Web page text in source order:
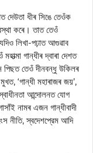
দেউতা ধীৰ সিঙে তেওঁক
কৰে। তাত তেওঁ
লিখা-পঢ়াত আগুৱাব
গান্ধীৰ দ্বাৰা দেশত
পিছত তেওঁ দীনবন্ধু উকিলৰ
‘গান্ধী মহাৰাজৰ জয়’,
আন্দোলনত যোগ
নামৰ এজন গান্ধীবাদী
নীতি, স্বদেশপ্রেম আদি